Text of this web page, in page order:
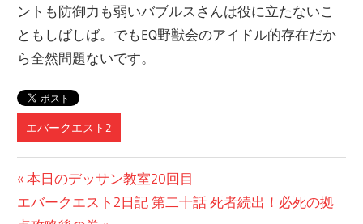
ントも防御力も弱いバブルスさんは役に立たないこ
ともしばしば。でもEQ野獣会のアイドル的存在だか
ら全然問題ないです。
エバークエスト2
投
稿
前
の
本日のデッサン教室20回目
次
エバークエスト2日記 第二十話 死者続出！必死の拠